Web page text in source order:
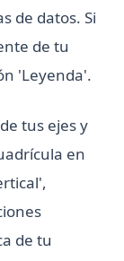
de datos. Si
de tu
'Leyenda'.
tus ejes y
en
de tu